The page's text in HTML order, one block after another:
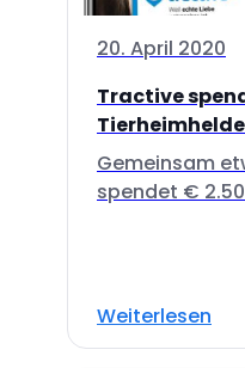
20. April 2020
Tractive
Gemeinsam
spendet €
Weiterlesen